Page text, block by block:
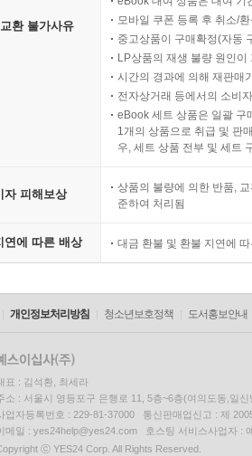
환 불가사유
모바일 쿠폰 등록 후 취소/
중고상품이 구매확정(자동
LP상품의 재생 불량 원인
시간의 경과에 의해 재판매
전자상거래 등에서의 소비
eBook 세트 상품은 일괄 구
1개의 상품으로 취급 및 판
우, 세트 상품 전부 및 세트
자 피해보상
상품의 불량에 의한 반품,
준하여 처리됨
연에 따른 배상 대금 환불 및 환불 지연에
개인정보처리방침 청소년보호정책 도서홍보안내
표 : 김석환, 최세라
소 : 서울시 영등포구 은행로 11, 5층~6층(여의도동,일신
업자등록번호 : 229-81-37000 통신판매업신고 : 제
메일 : yes24help@yes24.com 호스팅 서비스사업자 :
ⓒ YES24 Corp. All Rights Reserved.